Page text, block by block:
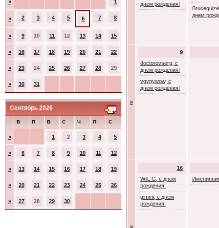
» 1
» 2 3 4 5 6 7 8
» 9 10 11 12 13 14 15
» 16 17 18 19 20 21 22
» 23 24 25 26 27 28 29
» 30 31
Сентябрь 2026
В П В С Ч П С
» 1 2 3 4 5
» 6 7 8 9 10 11 12
» 13 14 15 16 17 18 19
» 20 21 22 23 24 25 26
» 27 28 29 30
днем рождения!
днем
»
9
doctorovserg, с
днем рождения!
ygypywow, с
днем рождения!
»
16
WilL G, с днем
рождения!
gimmi, с днем
рождения!